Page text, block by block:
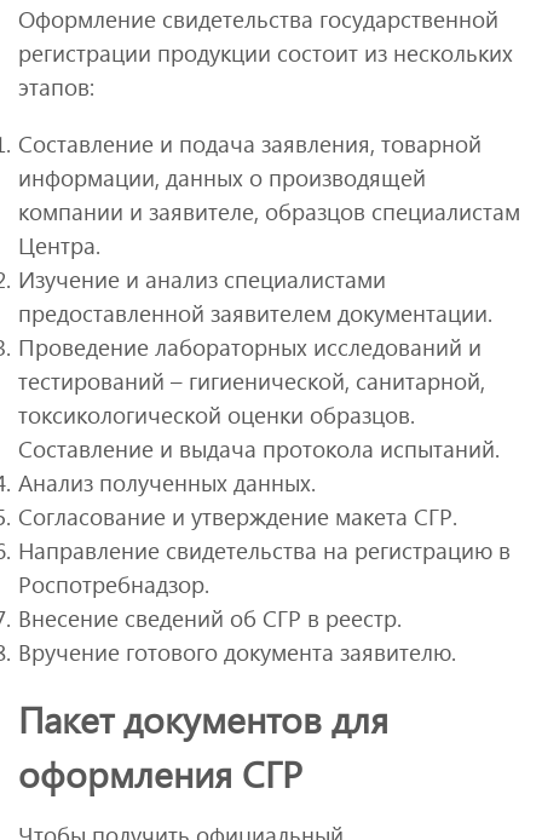
Оформление свидетельства государственной
регистрации продукции состоит из нескольких
этапов:
Составление и подача заявления, товарной
информации, данных о производящей
компании и заявителе, образцов специалистам
Центра.
Изучение и анализ специалистами
предоставленной заявителем документации.
Проведение лабораторных исследований и
тестирований – гигиенической, санитарной,
токсикологической оценки образцов.
Составление и выдача протокола испытаний.
Анализ полученных данных.
Согласование и утверждение макета СГР.
Направление свидетельства на регистрацию в
Роспотребнадзор.
Внесение сведений об СГР в реестр.
Вручение готового документа заявителю.
Пакет документов для
оформления СГР